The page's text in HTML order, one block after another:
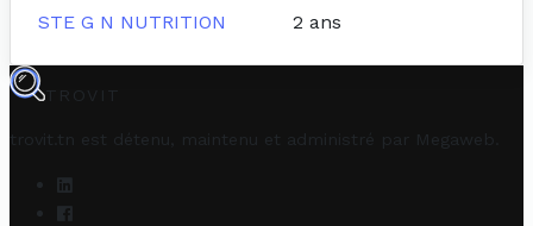
STE G N NUTRITION
2 ans
TROVIT
trovit.tn est détenu, maintenu et administré par Megaweb